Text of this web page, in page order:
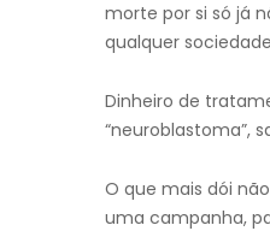
morte por si só já
qualquer
Dinheiro de
“neuroblastoma”,
O que mais dói
uma campanha,